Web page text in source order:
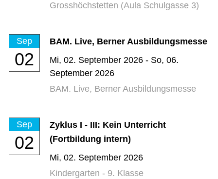
Grosshöchstetten (Aula Schulgasse 3)
Sep
02
BAM. Live, Berner Ausbildungsmesse
Mi, 02. September 2026 - So, 06.
September 2026
BAM. Live, Berner Ausbildungsmesse
Sep
02
Zyklus I - III: Kein Unterricht
(Fortbildung intern)
Mi, 02. September 2026
Kindergarten - 9. Klasse